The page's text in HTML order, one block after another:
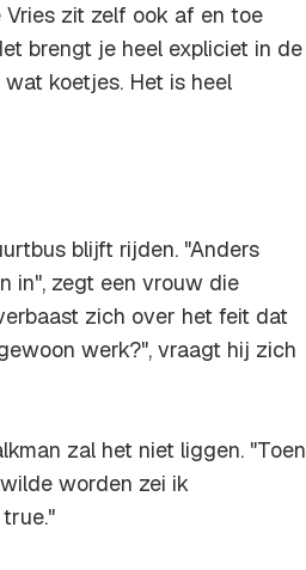
zit zelf ook af en toe
brengt je heel expliciet in de
koetjes. Het is heel
blijft rijden. "Anders
in", zegt een vrouw die
zich over het feit dat
werk?", vraagt hij zich
zal het niet liggen. "Toen
worden zei ik
true."